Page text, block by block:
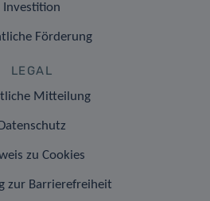
Investition
Förderung
LEGAL
Mitteilung
Datenschutz
zu Cookies
zur Barrierefreiheit